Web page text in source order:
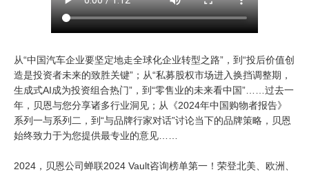
从“中国汽车企业要坚定地走全球化企业转型之路”，到“投后价值创
造是投资者未来的致胜关键”；从“私募股权市场进入换挡调整期，
生成式AI成为投资组合热门”，到“零售业的未来看中国”……过去一
年，贝恩与您分享诸多行业洞见；从《2024年中国购物者报告》
系列一与系列二，到“与品牌行家对话”讨论当下的品牌策略，贝恩
始终致力于为您提供最专业的意见……
2024，贝恩公司蝉联2024 Vault咨询榜单第一！荣登北美、欧洲、